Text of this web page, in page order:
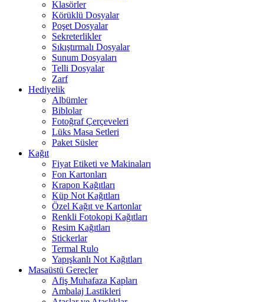
Klasörler
Körüklü Dosyalar
Poşet Dosyalar
Sekreterlikler
Sıkıştırmalı Dosyalar
Sunum Dosyaları
Telli Dosyalar
Zarf
Hediyelik
Albümler
Biblolar
Fotoğraf Çerçeveleri
Lüks Masa Setleri
Paket Süsler
Kağıt
Fiyat Etiketi ve Makinaları
Fon Kartonları
Krapon Kağıtları
Küp Not Kağıtları
Özel Kağıt ve Kartonlar
Renkli Fotokopi Kağıtları
Resim Kağıtları
Stickerlar
Termal Rulo
Yapışkanlı Not Kağıtları
Masaüstü Gereçler
Afiş Muhafaza Kapları
Ambalaj Lastikleri